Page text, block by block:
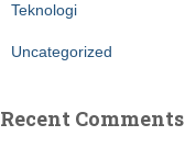
Teknologi
Uncategorized
Recent Comments